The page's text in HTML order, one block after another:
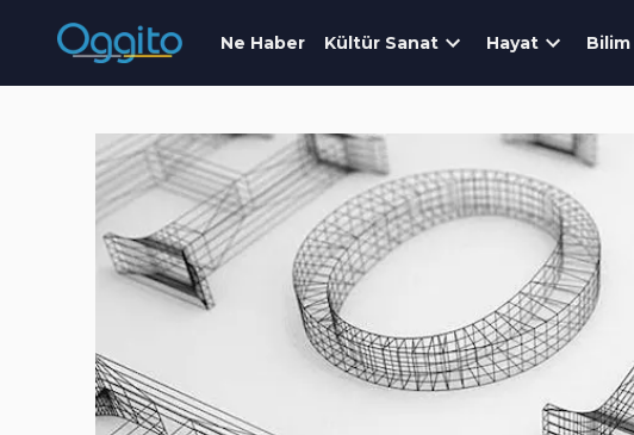
Ne Haber Kültür Sanat Hayat